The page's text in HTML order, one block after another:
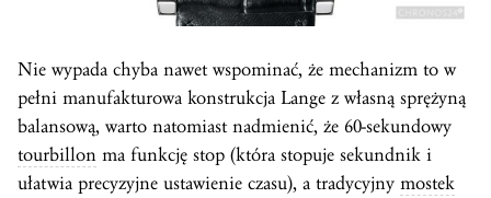
Nie wypada chyba nawet wspominać, że mechanizm to w
pełni manufakturowa konstrukcja Lange z własną sprężyną
balansową, warto natomiast nadmienić, że 60-sekundowy
tourbillon ma funkcję stop (która stopuje sekundnik i
ułatwia precyzyjne ustawienie czasu), a tradycyjny mostek